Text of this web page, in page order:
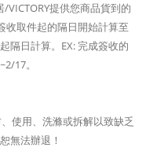
VICTORY提供您商品貨到的
取件起的隔日開始計算至
隔日計算。EX: 完成簽收的
17。
使用、洗滌或拆解以致缺乏
無法辦退！